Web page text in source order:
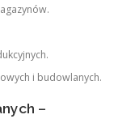
i budowlanych.
–